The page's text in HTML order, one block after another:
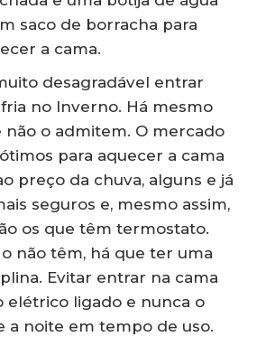
saco de borracha para
a cama.
desagradável entrar
no Inverno. Há mesmo
não o admitem. O mercado
para aquecer a cama
preço da chuva, alguns e já
seguros e, mesmo assim,
os que têm termostato.
não têm, há que ter uma
Evitar entrar na cama
elétrico ligado e nunca o
a noite em tempo de uso.